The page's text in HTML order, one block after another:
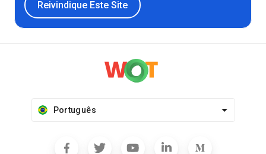
Reivindique Este Site
Português